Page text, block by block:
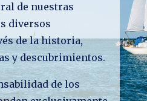
de nuestras
diversos
de la historia,
y descubrimientos.
de los